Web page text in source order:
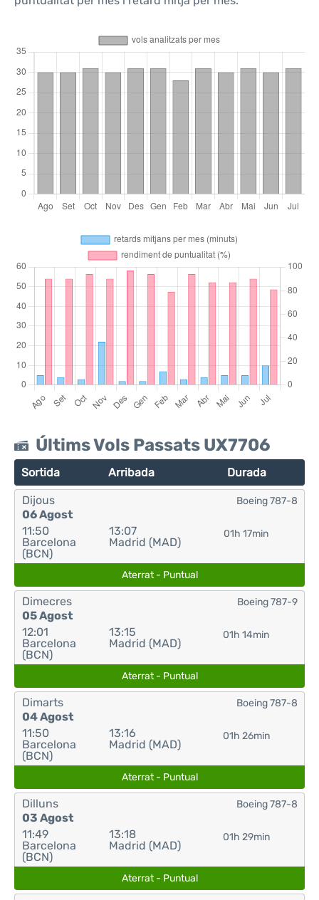
Últims Vols Passats UX7706
Sortida Arribada Durada
Dijous
06 Agost
11:50
Barcelona
(BCN)
13:07
Madrid (MAD)
01h 17min
Boeing 787-8
Aterrat - Puntual
Dimecres
05 Agost
12:01
Barcelona
(BCN)
13:15
Madrid (MAD)
01h 14min
Boeing 787-9
Aterrat - Puntual
Dimarts
04 Agost
11:50
Barcelona
(BCN)
13:16
Madrid (MAD)
01h 26min
Boeing 787-8
Aterrat - Puntual
Dilluns
03 Agost
11:49
Barcelona
(BCN)
13:18
Madrid (MAD)
01h 29min
Boeing 787-8
Aterrat - Puntual